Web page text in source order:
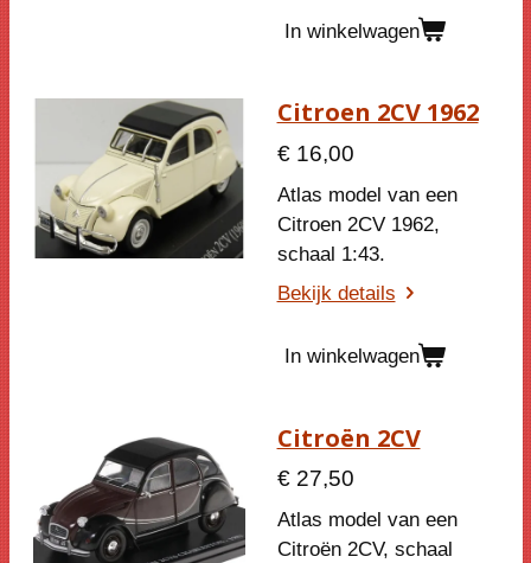
In winkelwagen
Citroen 2CV 1962
€ 16,00
Atlas model van een
Citroen 2CV 1962,
schaal 1:43.
Bekijk details
In winkelwagen
Citroën 2CV
€ 27,50
Atlas model van een
Citroën 2CV, schaal